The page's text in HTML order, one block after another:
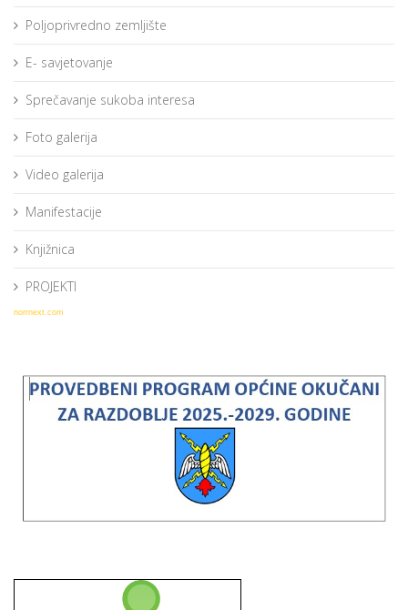
Poljoprivredno zemljište
E- savjetovanje
Sprečavanje sukoba interesa
Foto galerija
Video galerija
Manifestacije
Knjižnica
PROJEKTI
norrnext.com